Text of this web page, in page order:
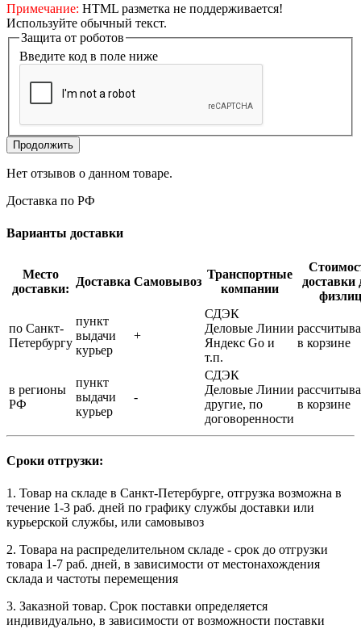
Примечание: HTML разметка не поддерживается!
Используйте обычный текст.
Защита от роботов
Введите код в поле ниже
Продолжить
Нет отзывов о данном товаре.
Доставка по РФ
Варианты доставки
Место
доставки:
Доставка Самовывоз
Транспортные
компании
доставки
физлиц
по Санкт-
Петербургу
пункт
выдачи
курьер
+
СДЭК
Деловые Линии
Яндекс Go и
т.п.
в корзине
в регионы
РФ
пункт
выдачи
курьер
-
СДЭК
Деловые Линии
другие, по
договоренности
в корзине
Сроки отгрузки:
1. Товар на складе в Санкт-Петербурге, отгрузка возможна в
течение 1-3 раб. дней по графику службы доставки или
курьерской службы, или самовывоз
2. Товара на распределительном складе - срок до отгрузки
товара 1-7 раб. дней, в зависимости от местонахождения
склада и частоты перемещения
3. Заказной товар. Срок поставки определяется
индивидуально, в зависимости от возможности поставки